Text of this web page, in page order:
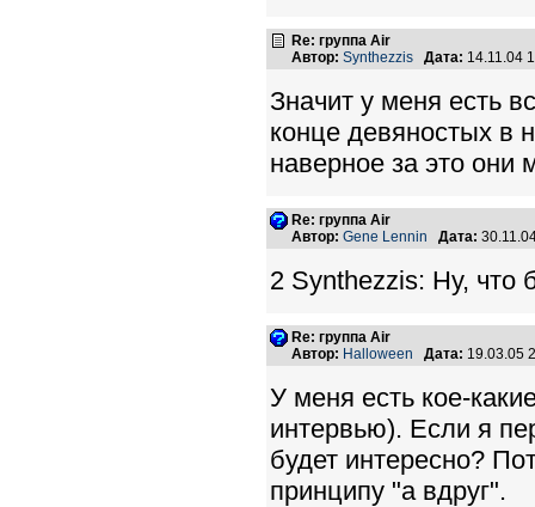
Re: группа Air
Автор: Synthezzis Дата: 14.11.04
Значит у меня есть
конце девяностых в
наверное за это они
Re: группа Air
Автор: Gene Lennin Дата:
2 Synthezzis: Ну, что
Re: группа Air
Автор: Halloween Дата: 19.03.05
У меня есть кое-
интервью). Если я
будет интересно?
принципу "а вдруг".